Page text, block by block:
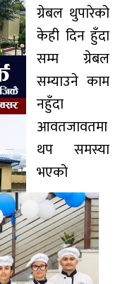
ग्रेबल थुपारेको
केही दिन हुँदा
सम्म ग्रेबल
सम्याउने काम
नहुँदा
आवतजावतमा
थप समस्या
भएको